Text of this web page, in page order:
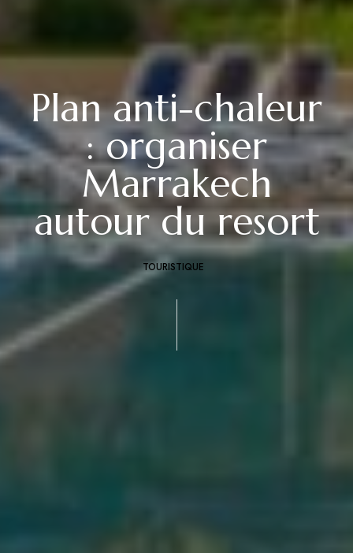
Plan anti-chaleur
: organiser
Marrakech
autour du resort
TOURISTIQUE